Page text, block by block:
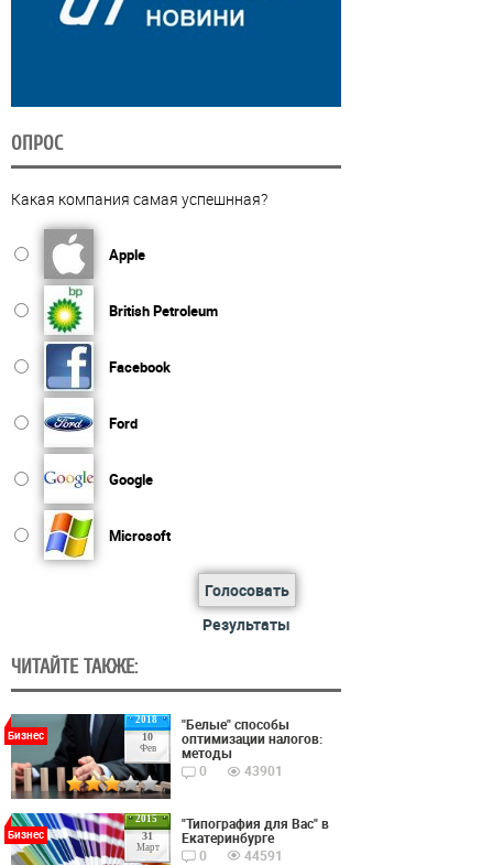
ОПРОС
Какая компания самая успешнная?
Apple
British Petroleum
Facebook
Ford
Google
Microsoft
Голосовать
Результаты
ЧИТАЙТЕ ТАКЖЕ:
2018
10
Фев
Бизнес
"Белые" способы
оптимизации налогов:
методы
0
43901
2015
31
Март
Бизнес
"Типография для Вас" в
Екатеринбурге
0
44591